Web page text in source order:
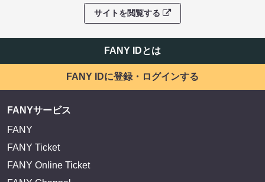
サイトを閲覧する
FANY IDとは
FANY IDに登録・ログインする
FANYサービス
FANY
FANY Ticket
FANY Online Ticket